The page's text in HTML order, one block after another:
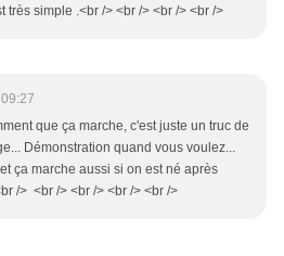
très simple .<br /> <br /> <br /> <br />
que ça marche, c'est juste un truc de
Démonstration quand vous voulez...
ça marche aussi si on est né après
/> <br /> <br /> <br /> <br />